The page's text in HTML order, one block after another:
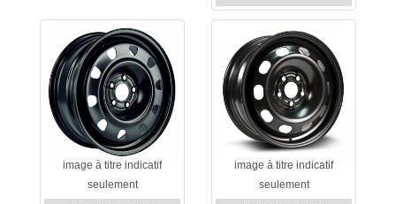
image à titre indicatif
seulement
image à titre indicatif
seulement